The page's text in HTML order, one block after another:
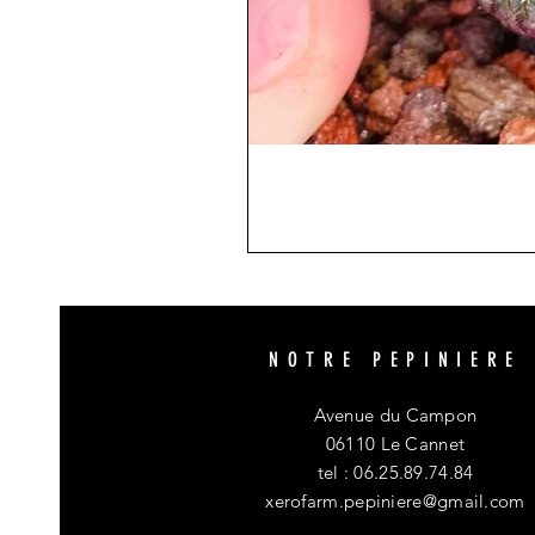
NOTRE PEPINIERE
Avenue du Campon
06110 Le Cannet
tel : 06.25.89.74.84
xerofarm.pepiniere@gmail.com